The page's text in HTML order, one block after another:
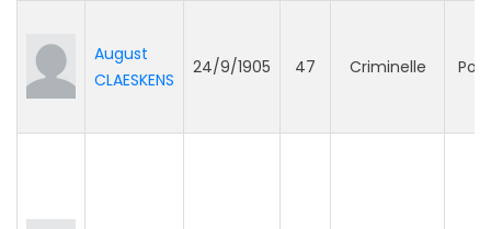
August
CLAESKENS
24/9/1905 47 Criminelle